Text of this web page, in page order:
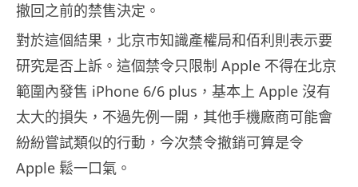
撤回之前的禁售決定。
對於這個結果，北京市知識產權局和佰利則表示要
研究是否上訴。這個禁令只限制 Apple 不得在北京
範圍內發售 iPhone 6/6 plus，基本上 Apple 沒有
太大的損失，不過先例一開，其他手機廠商可能會
紛紛嘗試類似的行動，今次禁令撤銷可算是令
Apple 鬆一口氣。